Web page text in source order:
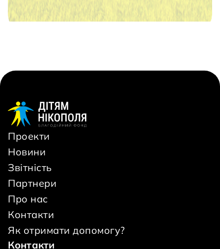
Проекти
Новини
Звітність
Партнери
Про нас
Контакти
Як отримати допомогу?
Контакти